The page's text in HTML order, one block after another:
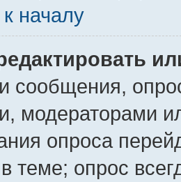
началу
сообщения,
модераторами
опроса
теме; опрос